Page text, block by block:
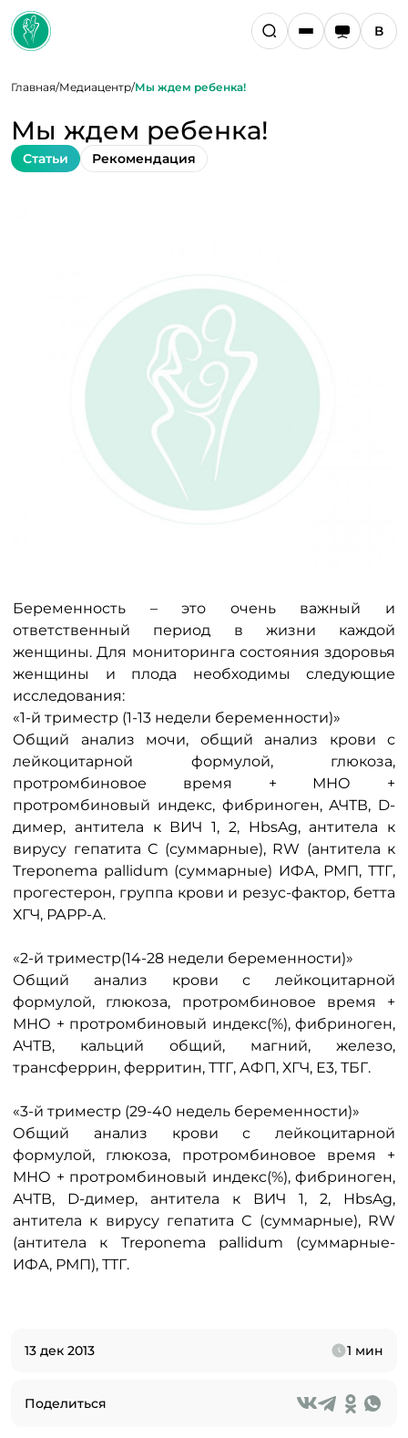
Главная/Медиацентр/Мы ждем ребенка!
Мы ждем ребенка!
Статьи Рекомендация
Беременность – это очень важный и
ответственный период в жизни каждой
женщины. Для мониторинга состояния здоровья
женщины и плода необходимы следующие
исследования:
«1-й триместр (1-13 недели беременности)»
Общий анализ мочи, общий анализ крови с
лейкоцитарной формулой, глюкоза,
протромбиновое время + МНО +
протромбиновый индекс, фибриноген, АЧТВ, D-
димер, антитела к ВИЧ 1, 2, HbsAg, антитела к
вирусу гепатита С (суммарные), RW (антитела к
Treponema pallidum (суммарные) ИФА, РМП, ТТГ,
прогестерон, группа крови и резус-фактор, бетта
ХГЧ, РАРР-А.
«2-й триместр(14-28 недели беременности)»
Общий анализ крови с лейкоцитарной
формулой, глюкоза, протромбиновое время +
МНО + протромбиновый индекс(%), фибриноген,
АЧТВ, кальций общий, магний, железо,
трансферрин, ферритин, ТТГ, АФП, ХГЧ, Е3, ТБГ.
«3-й триместр (29-40 недель беременности)»
Общий анализ крови с лейкоцитарной
формулой, глюкоза, протромбиновое время +
МНО + протромбиновый индекс(%), фибриноген,
АЧТВ, D-димер, антитела к ВИЧ 1, 2, HbsAg,
антитела к вирусу гепатита С (суммарные), RW
(антитела к Treponema pallidum (суммарные-
ИФА, РМП), ТТГ.
13 дек 2013 1 мин
Поделиться